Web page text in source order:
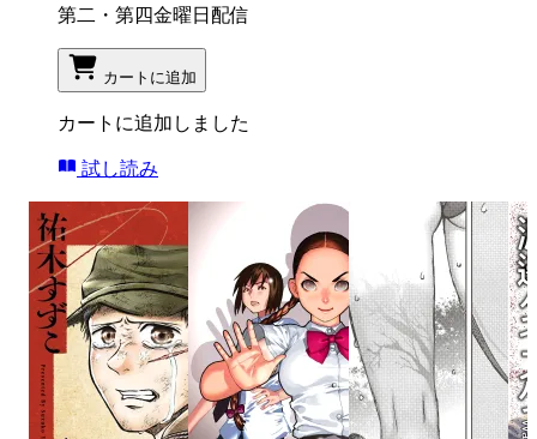
第二・第四金曜日配信
カートに追加
カートに追加しました
試し読み